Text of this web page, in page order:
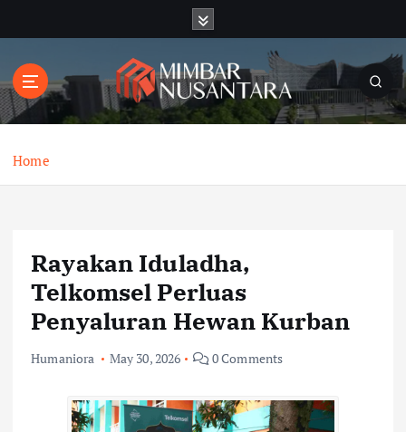
t
o
Home
Rayakan Iduladha,
Telkomsel Perluas
Penyaluran Hewan Kurban
Humaniora May 30, 2026 0 Comments